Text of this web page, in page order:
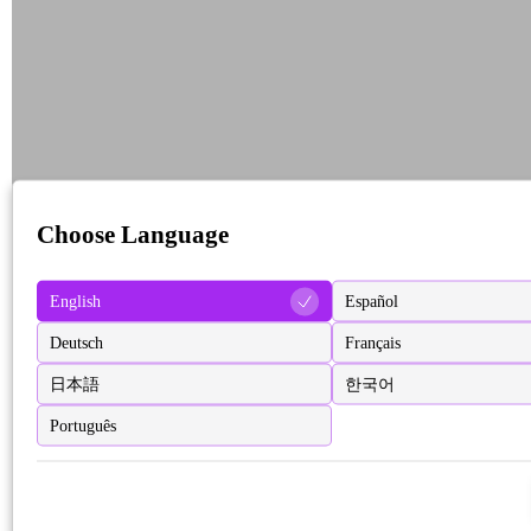
Choose Language
English Español
Deutsch Français
日本語 한국어
Português